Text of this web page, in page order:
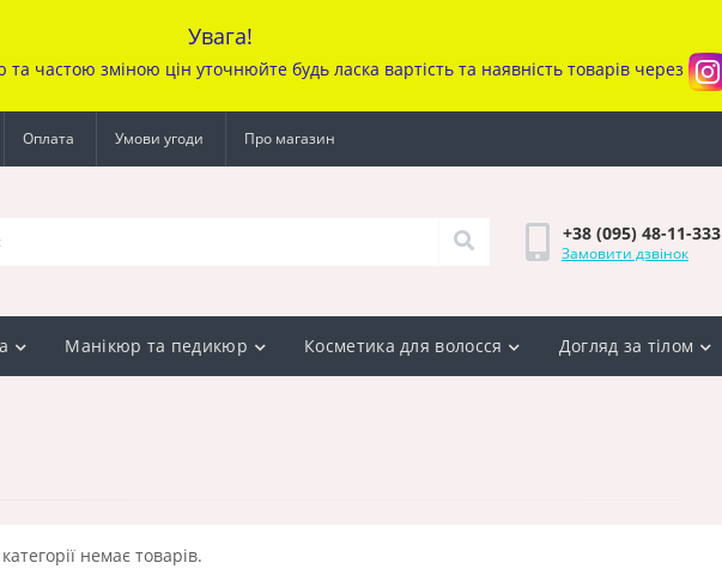
Увага!
та частою зміною цін уточнюйте будь ласка вартість та наявність товарів через
Оплата Умови угоди Про магазин
+38 (095) 48-11-333
Замовити дзвінок
Манікюр та педикюр Косметика для волосся Догляд за тілом
немає товарів.